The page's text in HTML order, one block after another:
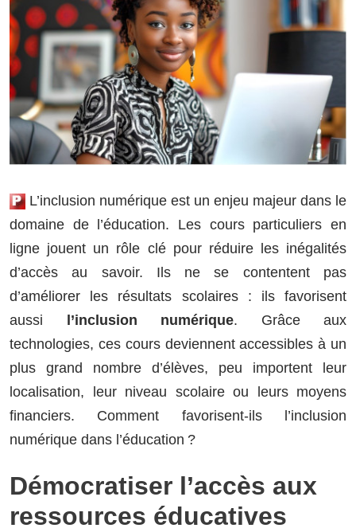
L’inclusion numérique est un enjeu majeur dans le
domaine de l’éducation. Les cours particuliers en
ligne jouent un rôle clé pour réduire les inégalités
d’accès au savoir. Ils ne se contentent pas
d’améliorer les résultats scolaires : ils favorisent
aussi
l’inclusion numérique. Grâce aux
technologies, ces cours deviennent accessibles à un
plus grand nombre d’élèves, peu importent leur
localisation, leur niveau scolaire ou leurs moyens
financiers. Comment favorisent-ils l’inclusion
numérique dans l’éducation ?
Démocratiser l’accès aux
ressources éducatives